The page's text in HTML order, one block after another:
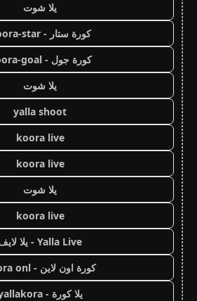
يلا شوت
كورة ستار - koora-star
كورة جول - koora-goal
يلا شوت
yalla shoot
koora live
koora live
يلا شوت
koora live
Yalla Live - يلا لايف
كورة اون لاين - koora onl
يلا كورة - yallakora